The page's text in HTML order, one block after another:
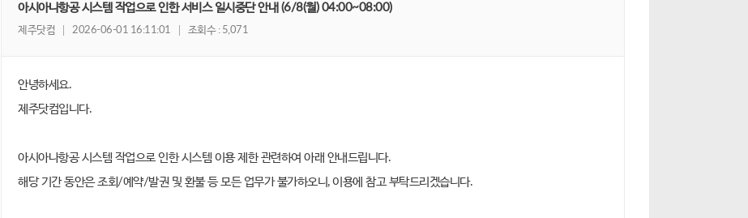
아시아나항공 시스템 작업으로 인한 서비스 일시중단 안내 (6/8(월) 04:00~08:00)
제주닷컴 2026-06-01 16:11:01 조회수 : 5,071
안녕하세요.
제주닷컴입니다.
아시아나항공 시스템 작업으로 인한 시스템 이용 제한 관련하여 아래 안내드립니다.
해당 기간 동안은 조회/예약/발권 및 환불 등 모든 업무가 불가하오니, 이용에 참고 부탁드리겠습니다.